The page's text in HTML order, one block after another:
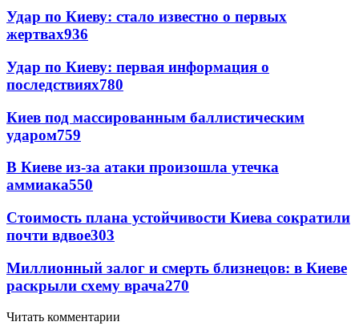
Удар по Киеву: стало известно о первых
жертвах936
Удар по Киеву: первая информация о
последствиях780
Киев под массированным баллистическим
ударом759
В Киеве из-за атаки произошла утечка
аммиака550
Стоимость плана устойчивости Киева сократили
почти вдвое303
Миллионный залог и смерть близнецов: в Киеве
раскрыли схему врача270
Читать комментарии